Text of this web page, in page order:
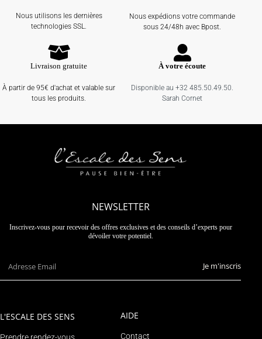
Nous utilisons les dernières
technologies SSL.
Nous expédions votre commande
sous 24/48h avec Bpost.
Livraison gratuite
À partir de 95€ d'achat et valable sur
tous les produits.
À votre écoute
Disponible au +32 485.50.49.50.
Sarah Cornet
NEWSLETTER
Inscrivez-vous pour recevoir des offres exclusives et des conseils d’experts pour
dévoiler votre potentiel.
Je m'inscris
L'ESCALE DES SENS AIDE
Contact